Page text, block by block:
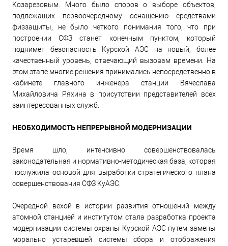
Козарезовым. Много было споров о выборе объектов,
подлежащих первоочередному оснащению средствами
физзащиты, не было четкого понимания того, что при
построении СФЗ станет конечным пунктом, который
поднимет безопасность Курской АЭС на новый, более
качественный уровень, отвечающий вызовам времени. На
этом этапе многие решения принимались непосредственно в
кабинете главного инженера станции Вячеслава
Михайловича Ряхина в присутствии представителей всех
заинтересованных служб.
НЕОБХОДИМОСТЬ НЕПРЕРЫВНОЙ МОДЕРНИЗАЦИИ
Время шло, интенсивно совершенствовалась
законодательная и нормативно-методическая база, которая
послужила основой для выработки стратегического плана
совершенствования СФЗ КуАЭС.
Очередной вехой в истории развития отношений между
атомной станцией и институтом стала разработка проекта
модернизации системы охраны Курской АЭС путем замены
морально устаревшей системы сбора и отображения